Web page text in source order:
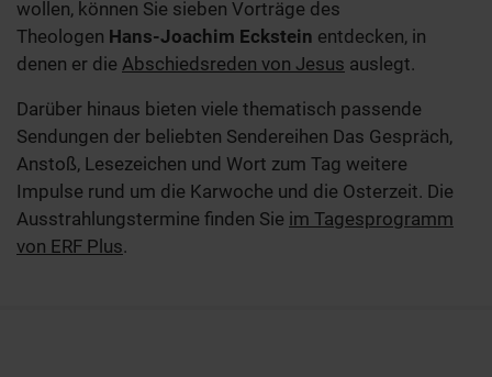
wollen, können Sie sieben Vorträge des
Theologen Hans-Joachim Eckstein entdecken, in
denen er die Abschiedsreden von Jesus auslegt.
Darüber hinaus bieten viele thematisch passende
Sendungen der beliebten Sendereihen Das Gespräch,
Anstoß, Lesezeichen und Wort zum Tag weitere
Impulse rund um die Karwoche und die Osterzeit. Die
Ausstrahlungstermine finden Sie im Tagesprogramm
von ERF Plus.